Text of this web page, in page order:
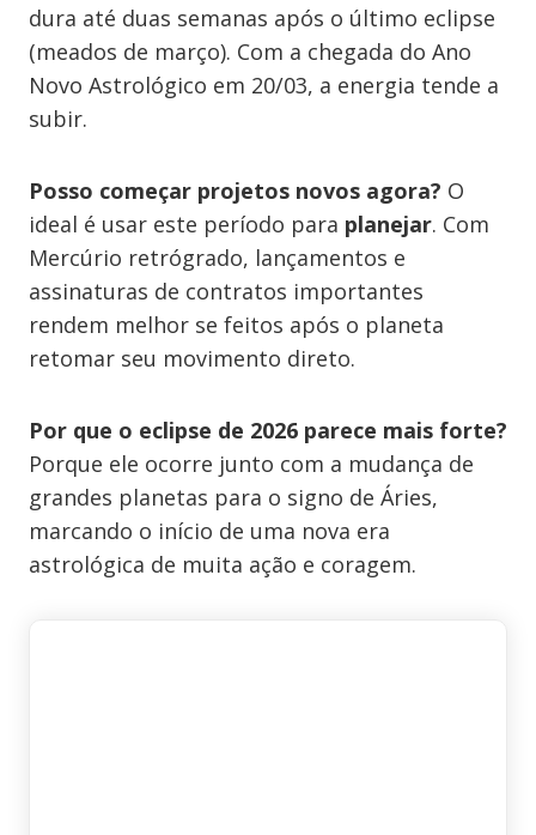
dura até duas semanas após o último eclipse
(meados de março). Com a chegada do Ano
Novo Astrológico em 20/03, a energia tende a
subir.
Posso começar projetos novos agora? O
ideal é usar este período para planejar. Com
Mercúrio retrógrado, lançamentos e
assinaturas de contratos importantes
rendem melhor se feitos após o planeta
retomar seu movimento direto.
Por que o eclipse de 2026 parece mais forte?
Porque ele ocorre junto com a mudança de
grandes planetas para o signo de Áries,
marcando o início de uma nova era
astrológica de muita ação e coragem.